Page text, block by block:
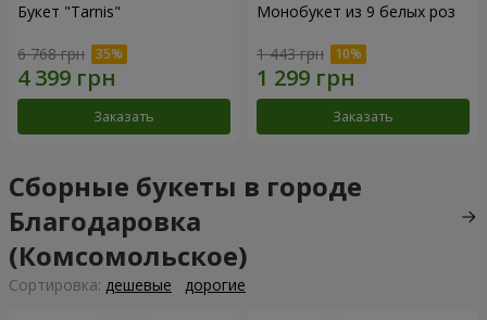
Букет "Tarnis"
6 768 грн
Заказать
Монобукет из 9 белых роз
1 443 грн
Заказать
Сборные букеты в городе
Благодаровка
(Комсомольское)
Cортировка: дешевые дорогие